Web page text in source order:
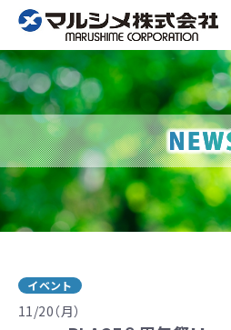
イベント
11/20（月）